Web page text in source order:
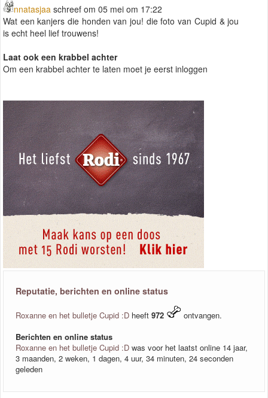
nnatasjaa schreef om 05 mei om 17:22
Wat een kanjers die honden van jou! die foto van Cupid & jou
is echt heel lief trouwens!
Laat ook een krabbel achter
Om een krabbel achter te laten moet je eerst inloggen
Reputatie, berichten en online status
Roxanne en het bulletje Cupid :D heeft 972
ontvangen.
Berichten en online status
Roxanne en het bulletje Cupid :D was voor het laatst online 14 jaar,
3 maanden, 2 weken, 1 dagen, 4 uur, 34 minuten, 24 seconden
geleden